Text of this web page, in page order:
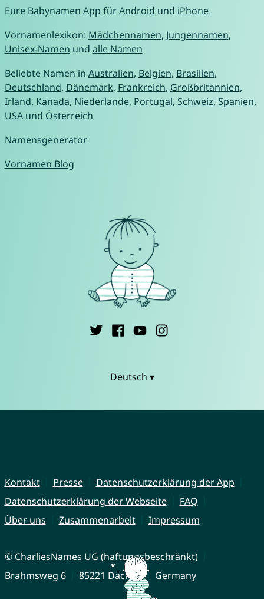
Eure Babynamen App fürAndroid und iPhone
Vornamenlexikon: Mädchennamen, Jungennamen,
Unisex-Namen und alle Namen
Beliebte Namen in Australien, Belgien, Brasilien,
Deutschland, Dänemark, Frankreich, Großbritannien,
Irland, Kanada, Niederlande, Portugal, Schweiz, Spanien,
USAund Österreich
Namensgenerator
Vornamen Blog
Deutsch ▾
Kontakt Presse
Datenschutzerklärung der App
Datenschutzerklärung der Webseite
FAQ
Über uns
Zusammenarbeit Impressum
© CharliesNames UG (haftungsbeschränkt)
Brahmsweg 6
85221 Dachau Germany